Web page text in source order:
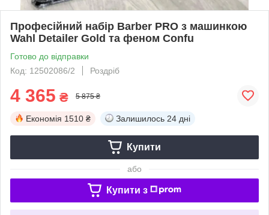
Професійний набір Barber PRO з машинкою
Wahl Detailer Gold та феном Confu
Готово до відправки
Код: 12502086/2
Роздріб
4 365 ₴ 5 875 ₴
Економія 1510 ₴ Залишилось 24 дні
Купити
або
Купити з